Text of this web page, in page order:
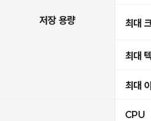
저장 용량 최대
최대
최대
CPU